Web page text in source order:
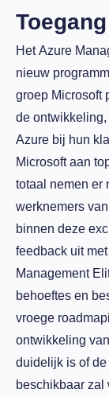
Het Azure
nieuw
groep Microsoft
de
Azure bij hun
Microsoft aan
totaal nemen er
werknemers
binnen deze
feedback uit
Management
behoeftes en
vroege
ontwikkeling
duidelijk is of
beschikbaar zal